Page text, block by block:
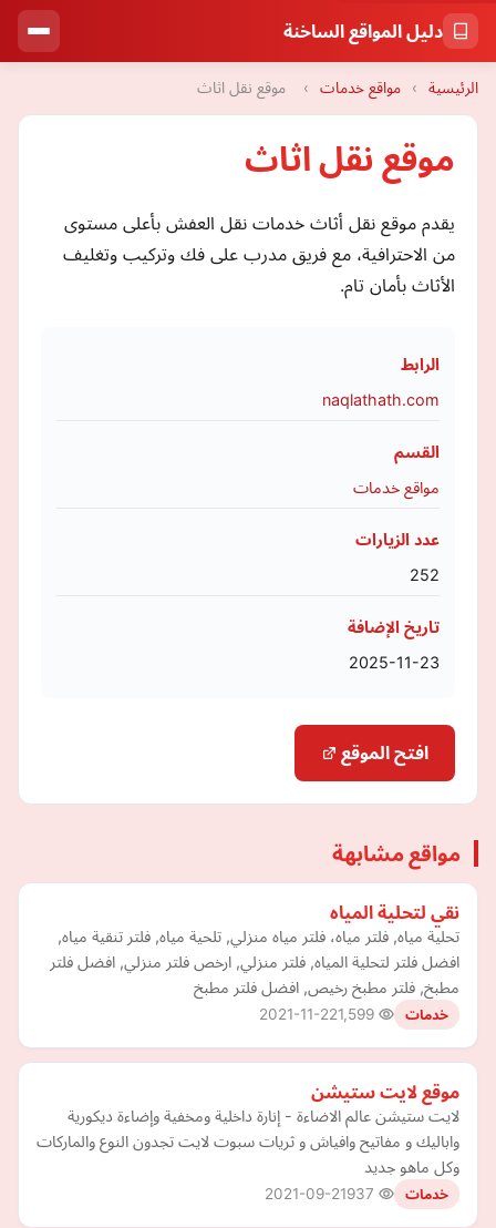
دليل المواقع الساخنة
الرئيسية › مواقع خدمات › موقع نقل اثاث
موقع نقل اثاث
يقدم موقع نقل أثاث خدمات نقل العفش بأعلى مستوى
من الاحترافية، مع فريق مدرب على فك وتركيب وتغليف
الأثاث بأمان تام.
الرابط
naqlathath.com
القسم
مواقع خدمات
عدد الزيارات
252
تاريخ الإضافة
2025-11-23
افتح الموقع
مواقع مشابهة
نقي لتحلية المياه
تحلية مياه, فلتر مياه، فلتر مياه منزلي, تلحية مياه, فلتر تنقية مياه,
افضل فلتر لتحلية المياه, فلتر منزلي, ارخص فلتر منزلي, افضل فلتر
مطبخ, فلتر مطبخ رخيص, افضل فلتر مطبخ
خدمات 2021-11-22
موقع لايت ستيشن
لايت ستيشن عالم الاضاءة - إنارة داخلية ومخفية وإضاءة ديكورية
واباليك و مفاتيح وافياش و ثريات سبوت لايت تجدون النوع والماركات
وكل ماهو جديد
خدمات 2021-09-21